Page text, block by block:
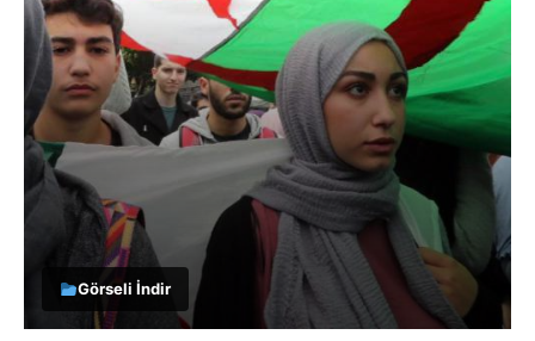
Görseli İndir